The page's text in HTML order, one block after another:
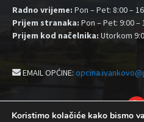
Radno vrijeme: Pon – Pet: 8:00 –
Prijem stranaka: Pon – Pet: 9:00 –
Prijem kod načelnika: Utorkom
EMAIL OPĆINE:
Koristimo kolačiće kako bismo